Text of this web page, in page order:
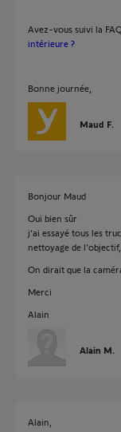
Avez-vous suivi la
intérieure ?
Bonne journée,
Maud F.
Bonjour Maud
Oui bien sûr
j’ai essayé tous les
nettoyage de
On dirait que la
Merci
Alain
Alain M.
Alain,